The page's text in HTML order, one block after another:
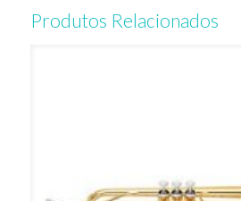
Produtos Relacionados